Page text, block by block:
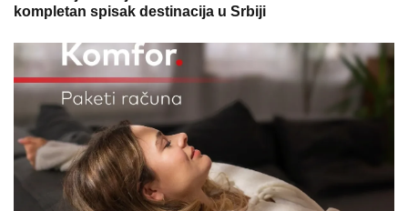
kompletan spisak destinacija u Srbiji